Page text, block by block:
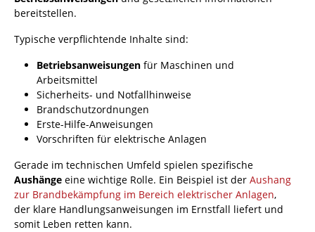
bereitstellen.
Typische verpflichtende Inhalte sind:
Betriebsanweisungen für Maschinen und
Arbeitsmittel
Sicherheits- und Notfallhinweise
Brandschutzordnungen
Erste-Hilfe-Anweisungen
Vorschriften für elektrische Anlagen
Gerade im technischen Umfeld spielen spezifische
Aushänge eine wichtige Rolle. Ein Beispiel ist der Aushang
zur Brandbekämpfung im Bereich elektrischer Anlagen,
der klare Handlungsanweisungen im Ernstfall liefert und
somit Leben retten kann.